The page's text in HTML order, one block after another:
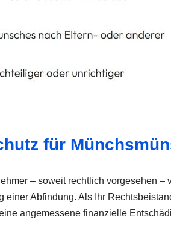
für
– soweit rechtlich vorgesehen
Abfindung. Als Ihr
angemessene finanzielle